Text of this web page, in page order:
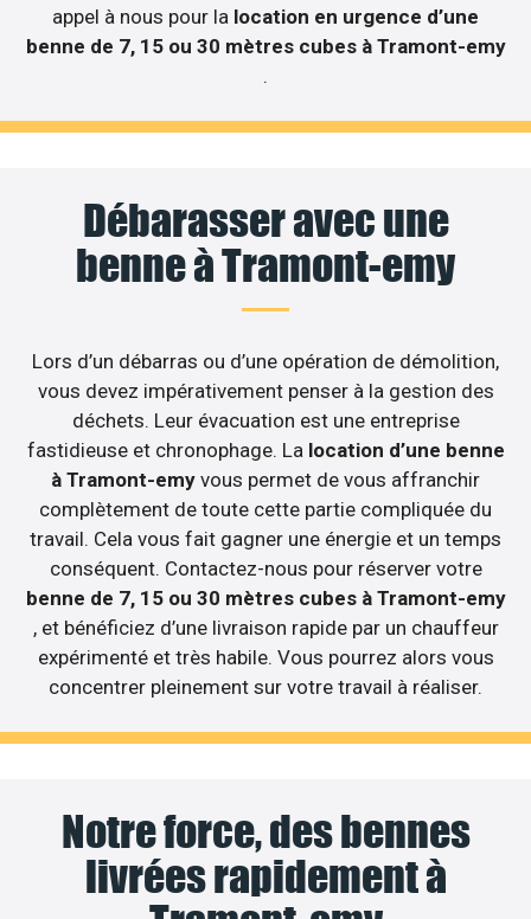
appel à nous pour la location en urgence d’une
benne de 7, 15 ou 30 mètres cubes à Tramont-emy
.
Débarasser avec une
benne à Tramont-emy
Lors d’un débarras ou d’une opération de démolition,
vous devez impérativement penser à la gestion des
déchets. Leur évacuation est une entreprise
fastidieuse et chronophage. La location d’une benne
à Tramont-emy vous permet de vous affranchir
complètement de toute cette partie compliquée du
travail. Cela vous fait gagner une énergie et un temps
conséquent. Contactez-nous pour réserver votre
benne de 7, 15 ou 30 mètres cubes à Tramont-emy
, et bénéficiez d’une livraison rapide par un chauffeur
expérimenté et très habile. Vous pourrez alors vous
concentrer pleinement sur votre travail à réaliser.
Notre force, des bennes
livrées rapidement à